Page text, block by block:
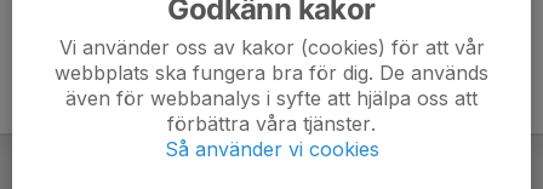
Godkänn kakor
Vi använder oss av kakor (cookies) för att vår
webbplats ska fungera bra för dig. De används
även för webbanalys i syfte att hjälpa oss att
förbättra våra tjänster.
Så använder vi cookies